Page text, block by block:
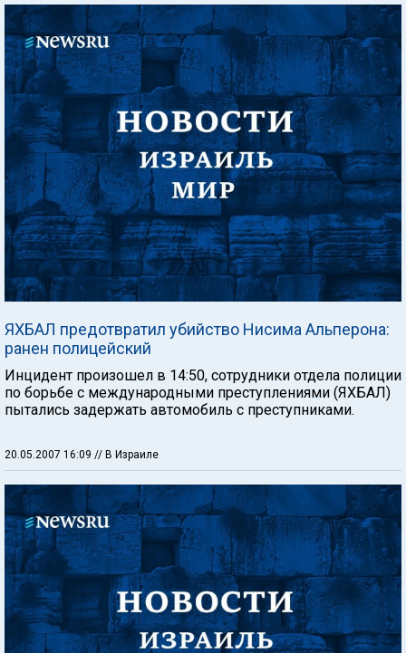
ЯХБАЛ предотвратил убийство Нисима Альперона:
ранен полицейский
Инцидент произошел в 14:50, сотрудники отдела полиции
по борьбе с международными преступлениями (ЯХБАЛ)
пытались задержать автомобиль с преступниками.
20.05.2007 16:09 // В Израиле